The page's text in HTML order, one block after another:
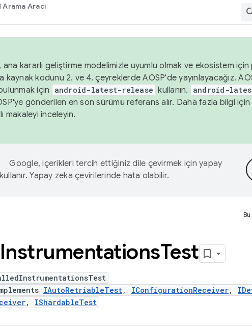
Aracı
kararlı geliştirme modelimizle uyumlu olmak ve ekosistem için
kaynak kodunu 2. ve 4. çeyreklerde AOSP'de yayınlayacağız.
için
android-latest-release kullanın. android-
gönderilen en son sürümü referans alır. Daha fazla bilgi için
makaleyi inceleyin.
Google, içerikleri tercih ettiğiniz dile çevirmek için yapay
Yapay zeka çevirilerinde hata olabilir.
InstrumentationsTest
IAutoRetriableTest, IConfigurationReceiver,
, IShardableTest